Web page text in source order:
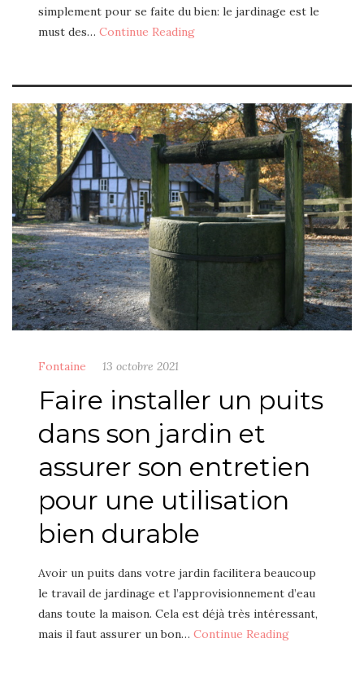
simplement pour se faite du bien: le jardinage est le
must des… Continue Reading
Fontaine 13 octobre 2021
Faire installer un puits
dans son jardin et
assurer son entretien
pour une utilisation
bien durable
Avoir un puits dans votre jardin facilitera beaucoup
le travail de jardinage et l’approvisionnement d’eau
dans toute la maison. Cela est déjà très intéressant,
mais il faut assurer un bon… Continue Reading